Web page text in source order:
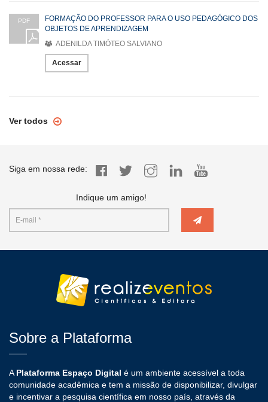
PDF
FORMAÇÃO DO PROFESSOR PARA O USO PEDAGÓGICO DOS
OBJETOS DE APRENDIZAGEM
ADENILDA TIMÓTEO SALVIANO
Acessar
Ver todos
Siga em nossa rede:
Indique um amigo!
Sobre a Plataforma
A Plataforma Espaço Digital é um ambiente acessível a toda
comunidade acadêmica e tem a missão de disponibilizar, divulgar
e incentivar a pesquisa científica em nosso país, através da